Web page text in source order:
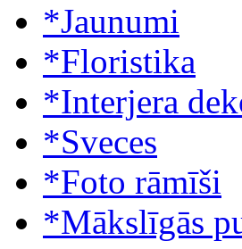
*Jaunumi
*Floristika
*Interjera
*Sveces
*Foto rāmīši
*Mākslīgās